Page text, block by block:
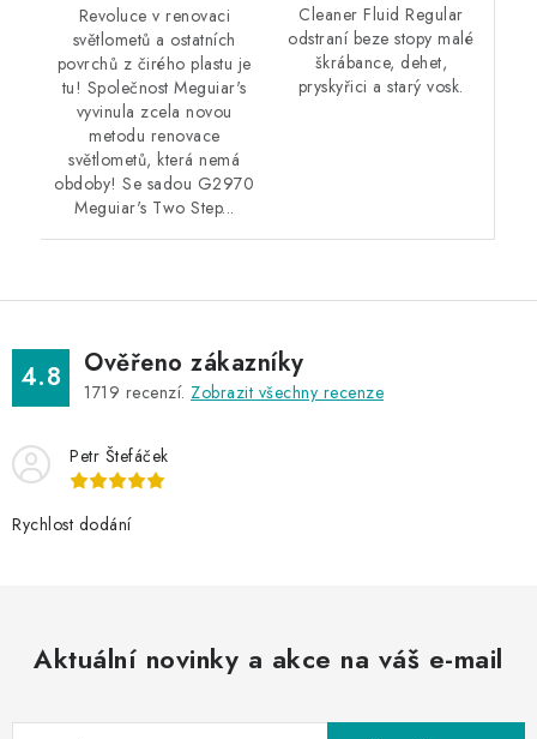
Revoluce v renovaci
světlometů a ostatních
povrchů z čirého plastu je
tu! Společnost Meguiar's
vyvinula zcela novou
metodu renovace
světlometů, která nemá
obdoby! Se sadou G2970
Meguiar's Two Step...
Cleaner Fluid Regular
odstraní beze stopy malé
škrábance, dehet,
pryskyřici a starý vosk.
4.8 Ověřeno zákazníky
1719 recenzí. Zobrazit všechny recenze
Petr Štefáček
Rychlost dodání
Aktuální novinky a akce na váš e-mail